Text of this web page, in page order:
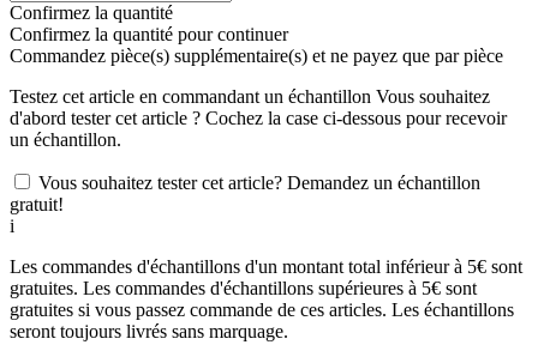
Confirmez la quantité
Confirmez la quantité pour continuer
Commandez pièce(s) supplémentaire(s) et ne payez que par pièce
Testez cet article en commandant un échantillon Vous souhaitez
d'abord tester cet article ? Cochez la case ci-dessous pour recevoir
un échantillon.
Vous souhaitez tester cet article? Demandez un échantillon
gratuit!
i
Les commandes d'échantillons d'un montant total inférieur à 5€ sont
gratuites. Les commandes d'échantillons supérieures à 5€ sont
gratuites si vous passez commande de ces articles. Les échantillons
seront toujours livrés sans marquage.